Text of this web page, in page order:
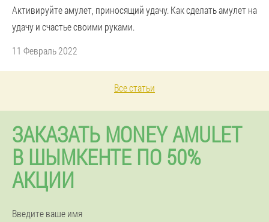
Активируйте амулет, приносящий удачу. Как сделать амулет на
удачу и счастье своими руками.
11 Февраль 2022
Все статьи
ЗАКАЗАТЬ MONEY AMULET
В ШЫМКЕНТЕ ПО 50%
АКЦИИ
Введите ваше имя